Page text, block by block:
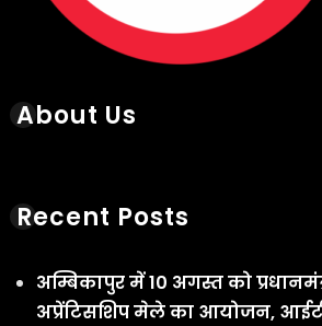
About Us
Recent Posts
अम्बिकापुर में 10 अगस्त को
अप्रेंटिसशिप मेले का आयोजन,